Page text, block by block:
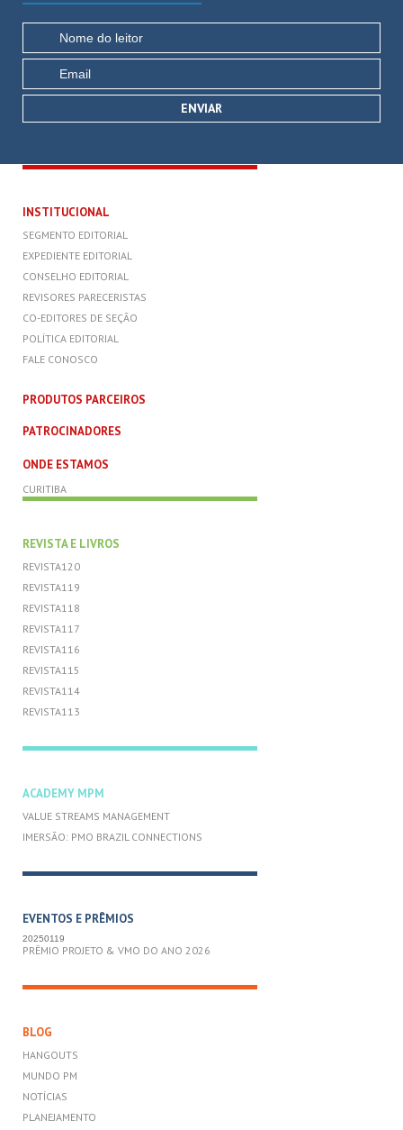
INSTITUCIONAL
SEGMENTO EDITORIAL
EXPEDIENTE EDITORIAL
CONSELHO EDITORIAL
REVISORES PARECERISTAS
CO-EDITORES DE SEÇÃO
POLÍTICA EDITORIAL
FALE CONOSCO
PRODUTOS PARCEIROS
PATROCINADORES
ONDE ESTAMOS
CURITIBA
REVISTA E LIVROS
REVISTA120
REVISTA119
REVISTA118
REVISTA117
REVISTA116
REVISTA115
REVISTA114
REVISTA113
ACADEMY MPM
VALUE STREAMS MANAGEMENT
IMERSÃO: PMO BRAZIL CONNECTIONS
EVENTOS E PRÊMIOS
20250119
PRÊMIO PROJETO & VMO DO ANO 2026
BLOG
HANGOUTS
MUNDO PM
NOTÍCIAS
PLANEJAMENTO